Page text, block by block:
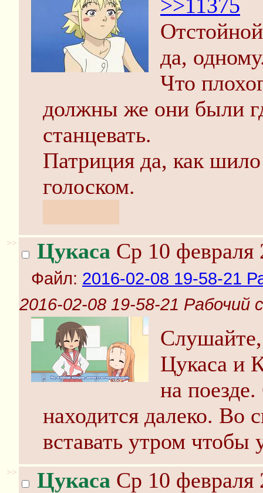
>>11375
да,
Что
должны же они были
станцевать.
Патриция да, как
голоском.
>> Цукаса Ср 10 февраля
Файл: 2016-02-08 19-58-21
2016-02-08 19-58-21 Рабочий
Цукаса и
на
находится далеко. Во
вставать утром чтобы
>> Цукаса Ср 10 февраля